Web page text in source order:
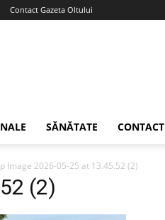
Contact Gazeta Oltului
SĂNĂTATE CONTACT
Image 2026-05-25 at 13.45.52 (2)
(2)